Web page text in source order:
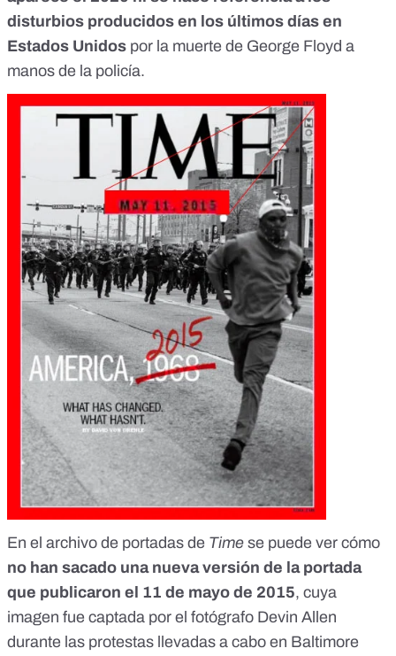
disturbios producidos en los últimos días en
Estados Unidos por la muerte de George Floyd a
manos de la policía.
En el archivo de portadas de Time se puede ver cómo
no han sacado una nueva versión de la portada
que publicaron el 11 de mayo de 2015, cuya
imagen fue captada por el fotógrafo Devin Allen
durante las protestas llevadas a cabo en Baltimore